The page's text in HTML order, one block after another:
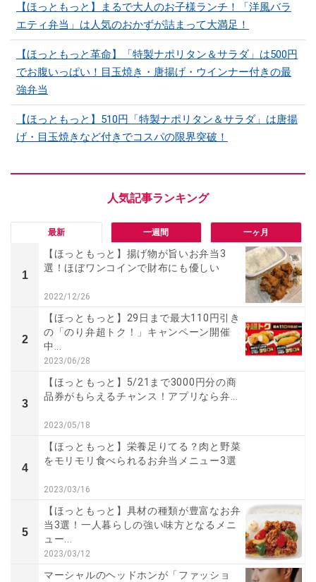
【ほっともっと】まるで大人のお子様ランチ！「洋風バラ
エティ弁当」は人気のおかずが詰まって大満足！
【ほっともっと革命】「特製ナポリタン＆サラダ」は500円
でお腹いっぱい！目玉焼き・唐揚げ・ウインナー付きの最
強弁当
【ほっともっと】510円「特製ナポリタン＆サラダ」は唐揚
げ・目玉焼きなど付きでコスパの限界突破！
最新 一週間 一ヶ月
1
【ほっともっと】揚げ物が旨いお弁当3
選！ほぼワンコインで財布にも優しい
2022/12/26
2
【ほっともっと】29日まで最大110円引き
の「のり弁超トク！」キャンペーン開催
中...
2023/06/28
3
【ほっともっと】5/21まで3000円分の商
品券がもらえるチャンス！アプリなら弁...
2023/05/18
4
【ほっともっと】栄養足りてる？肉と野菜
をモリモリ食べられるお弁当メニュー3選
2023/03/16
5
【ほっともっと】具材の種類が豊富なお弁
当3選！一人暮らしの強い味方となるメニ
ュー...
2023/03/12
マーシャルのヘッドホンが「ファッショ